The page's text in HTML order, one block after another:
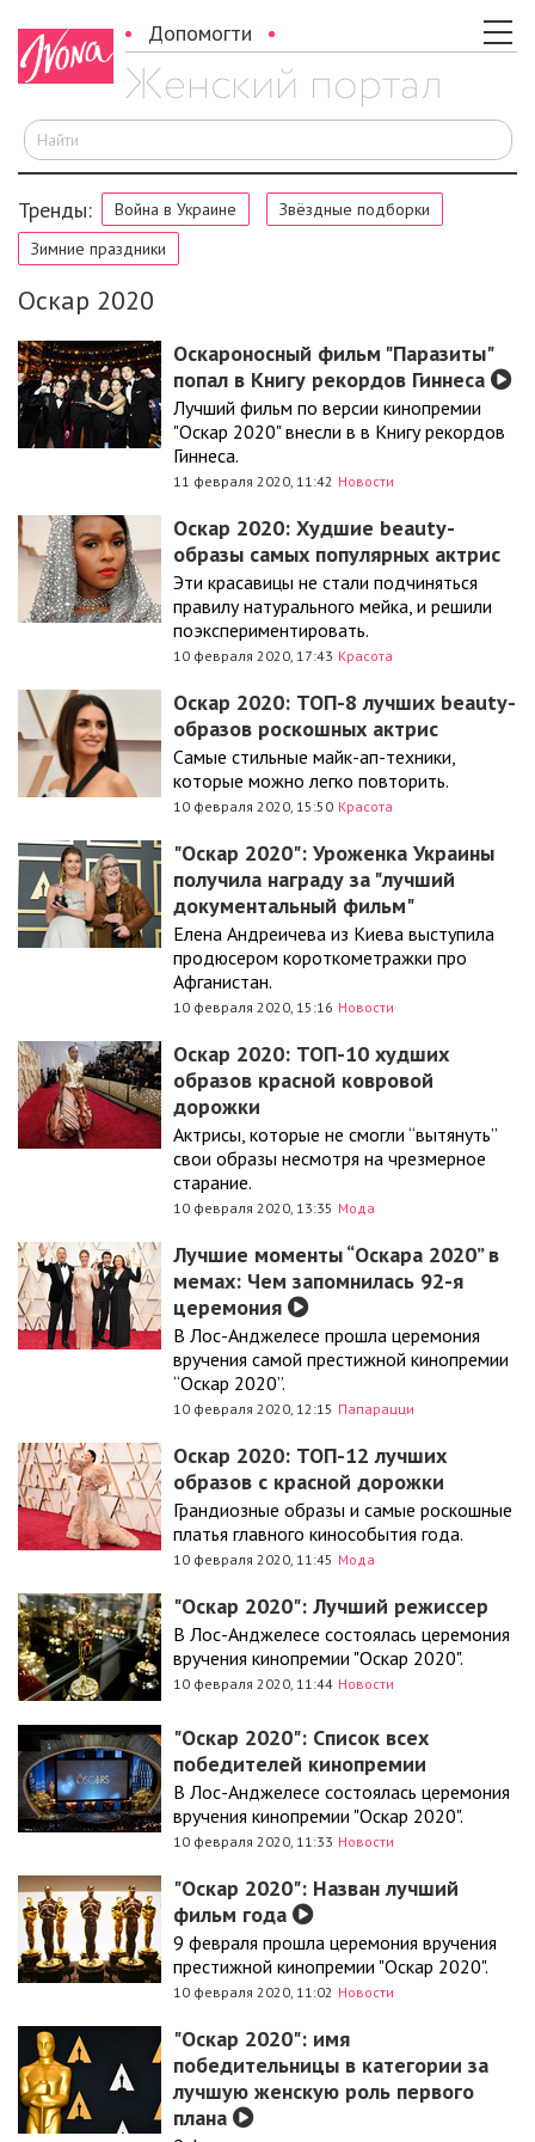
Допомогти
Тренды: Война в Украине
Звёздные подборки
Зимние праздники
Оскар 2020
Оскароносный фильм "Паразиты"
попал в Книгу рекордов Гиннеса
Лучший фильм по версии кинопремии
"Оскар 2020" внесли в в Книгу рекордов
Гиннеса.
11 февраля 2020, 11:42 Новости
Оскар 2020: Худшие beauty-
образы самых популярных актрис
Эти красавицы не стали подчиняться
правилу натурального мейка, и решили
поэкспериментировать.
10 февраля 2020, 17:43 Красота
Оскар 2020: ТОП-8 лучших beauty-
образов роскошных актрис
Самые стильные майк-ап-техники,
которые можно легко повторить.
10 февраля 2020, 15:50 Красота
"Оскар 2020": Уроженка Украины
получила награду за "лучший
документальный фильм"
Елена Андреичева из Киева выступила
продюсером короткометражки про
Афганистан.
10 февраля 2020, 15:16 Новости
Оскар 2020: ТОП-10 худших
образов красной ковровой
дорожки
Актрисы, которые не смогли “вытянуть”
свои образы несмотря на чрезмерное
старание.
10 февраля 2020, 13:35 Мода
Лучшие моменты “Оскара 2020” в
мемах: Чем запомнилась 92-я
церемония
В Лос-Анджелесе прошла церемония
вручения самой престижной кинопремии
“Оскар 2020”.
10 февраля 2020, 12:15 Папарацци
Оскар 2020: ТОП-12 лучших
образов с красной дорожки
Грандиозные образы и самые роскошные
платья главного кинособытия года.
10 февраля 2020, 11:45 Мода
"Оскар 2020": Лучший режиссер
В Лос-Анджелесе состоялась церемония
вручения кинопремии "Оскар 2020".
10 февраля 2020, 11:44 Новости
"Оскар 2020": Список всех
победителей кинопремии
В Лос-Анджелесе состоялась церемония
вручения кинопремии "Оскар 2020".
10 февраля 2020, 11:33 Новости
"Оскар 2020": Назван лучший
фильм года
9 февраля прошла церемония вручения
престижной кинопремии "Оскар 2020".
10 февраля 2020, 11:02 Новости
"Оскар 2020": имя
победительницы в категории за
лучшую женскую роль первого
плана